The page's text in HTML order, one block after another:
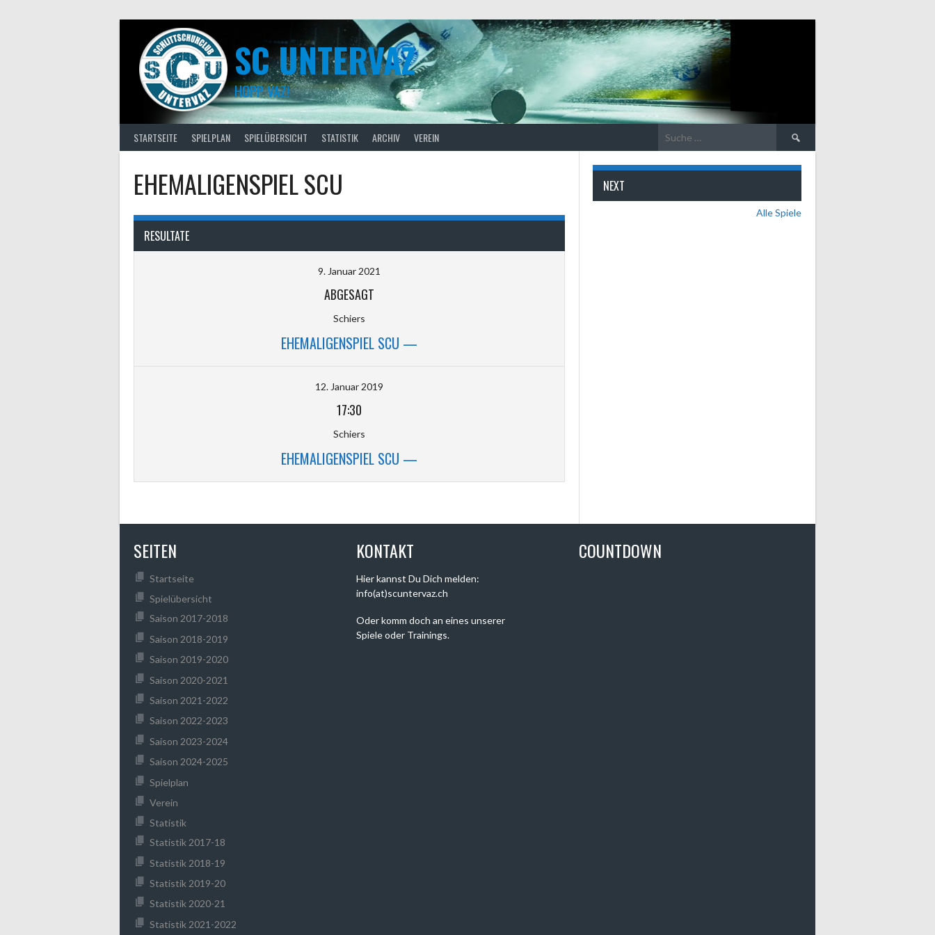
SC UNTERVAZ
HOPP VAZ!
STARTSEITE SPIELPLAN SPIELÜBERSICHT STATISTIK ARCHIV VEREIN
Suche
nach:
EHEMALIGENSPIEL SCU
RESULTATE
9. Januar 2021
ABGESAGT
Schiers
EHEMALIGENSPIEL SCU —
12. Januar 2019
17:30
Schiers
EHEMALIGENSPIEL SCU —
NEXT
Alle Spiele
SEITEN
Startseite
Spielübersicht
Saison 2017-2018
Saison 2018-2019
Saison 2019-2020
Saison 2020-2021
Saison 2021-2022
Saison 2022-2023
Saison 2023-2024
Saison 2024-2025
Spielplan
Verein
Statistik
Statistik 2017-18
Statistik 2018-19
Statistik 2019-20
Statistik 2020-21
Statistik 2021-2022
KONTAKT
Hier kannst Du Dich melden:
info(at)scuntervaz.ch
Oder komm doch an eines unserer
Spiele oder Trainings.
COUNTDOWN